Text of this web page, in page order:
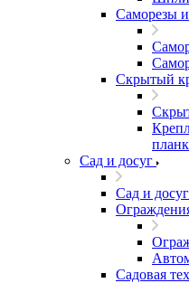
Саморезы
Скрытый
Сад и досуг
Сад и досуг
Садовая